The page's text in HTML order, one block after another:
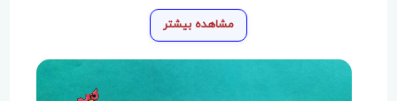
نویسنده، مایکل دال، با ظرافت و در قالبی ساده و کودکانه،
مفهوم مهمی را به خردسالان آموزش می‌دهد: اهمیت
پشتکار و عدم ترس از شکست. این کتاب به کودکان
یادآوری می‌کند که در مسیر رسیدن به اهداف، مواجهه با
مشاهده بیشتر